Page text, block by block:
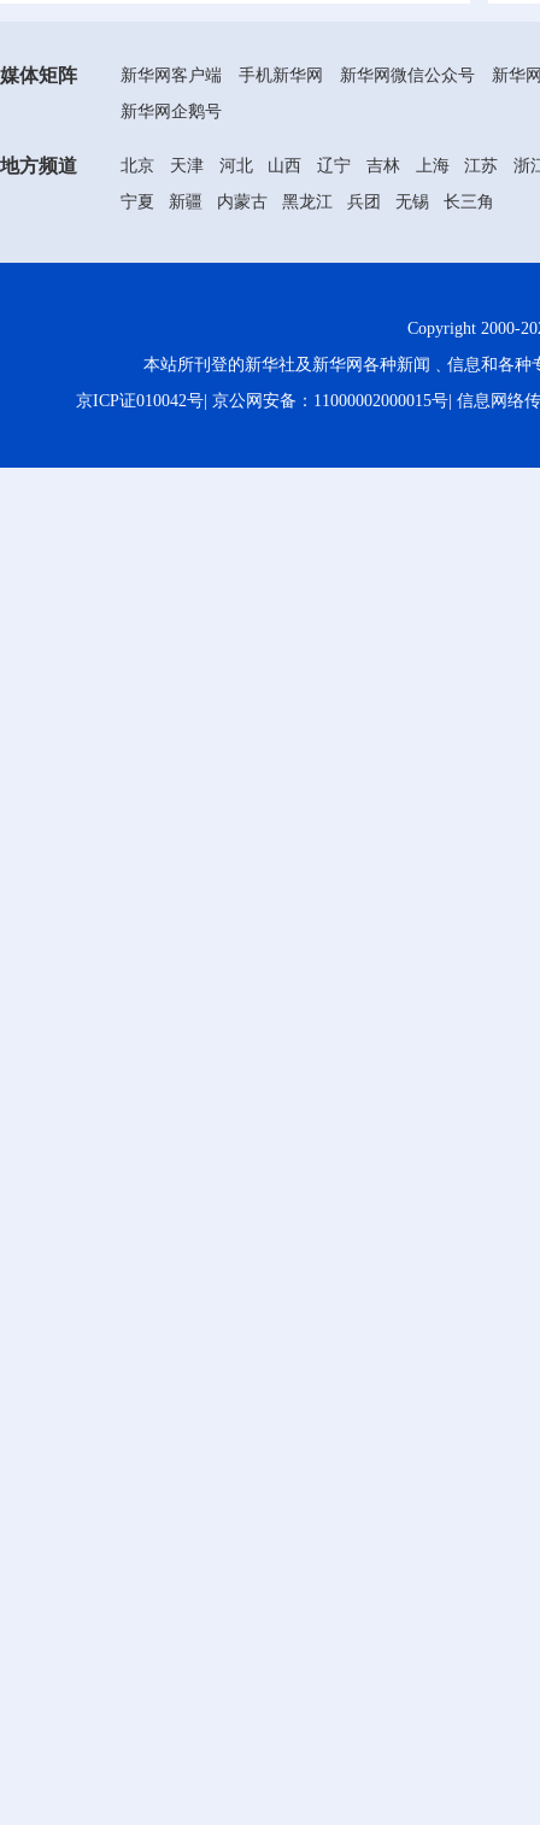
媒体矩阵 新华网客户端 手机新华网 新华网微信公众号
新华
新华网企鹅号
地方频道 北京 天津 河北 山西 辽宁 吉林 上海 江苏
浙
宁夏
新疆 内蒙古 黑龙江 兵团 无锡 长三角
Copyright 2000-
本站所刊登的新华社及新华网各种新闻﹑信息和各
京ICP证010042号| 京公网安备：11000002000015号| 信息网络